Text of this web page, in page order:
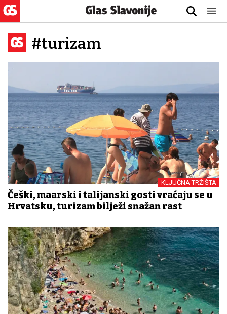
#turizam
KLJUČNA TRŽIŠTA
Češki, mađarski i talijanski gosti vraćaju se u
Hrvatsku, turizam bilježi snažan rast